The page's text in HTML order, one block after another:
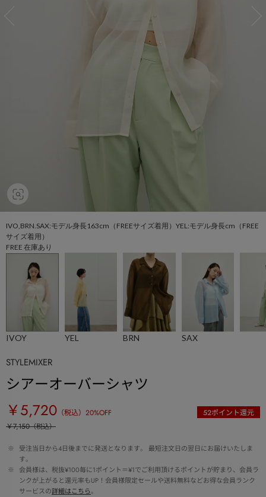
IVO,BRN.SAX:モデル身長163cm（FREEサイズ着用）YEL:モデル身長cm（FREE
サイズ着用）
FREE 在庫あり
IVOY YEL BRN SAX
STYLEMIXER
シアーオーバーシャツ
￥5,720 （税込） 20%OFF 52ポイント還元
￥7,150（税込）
※
受注当日から4日後までに発送となります。 最短注文日の翌日にお届けいたしま
す。
※
会員様は、税抜¥100毎に1ポイント＝¥1でご利用頂けるポイントが貯まり、会員ラ
ンクが上がると還元率もUP！会員様限定セールや送料無料などお得な会員ランク
サービスの詳細はこちら。